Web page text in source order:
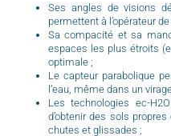
Ses angles de visions
permettent à l’opérateur
Sa compacité et sa
espaces les plus étroits
optimale ;
Le capteur parabolique
l’eau, même dans un
Les technologies ec-
d’obtenir des sols
chutes et glissades ;